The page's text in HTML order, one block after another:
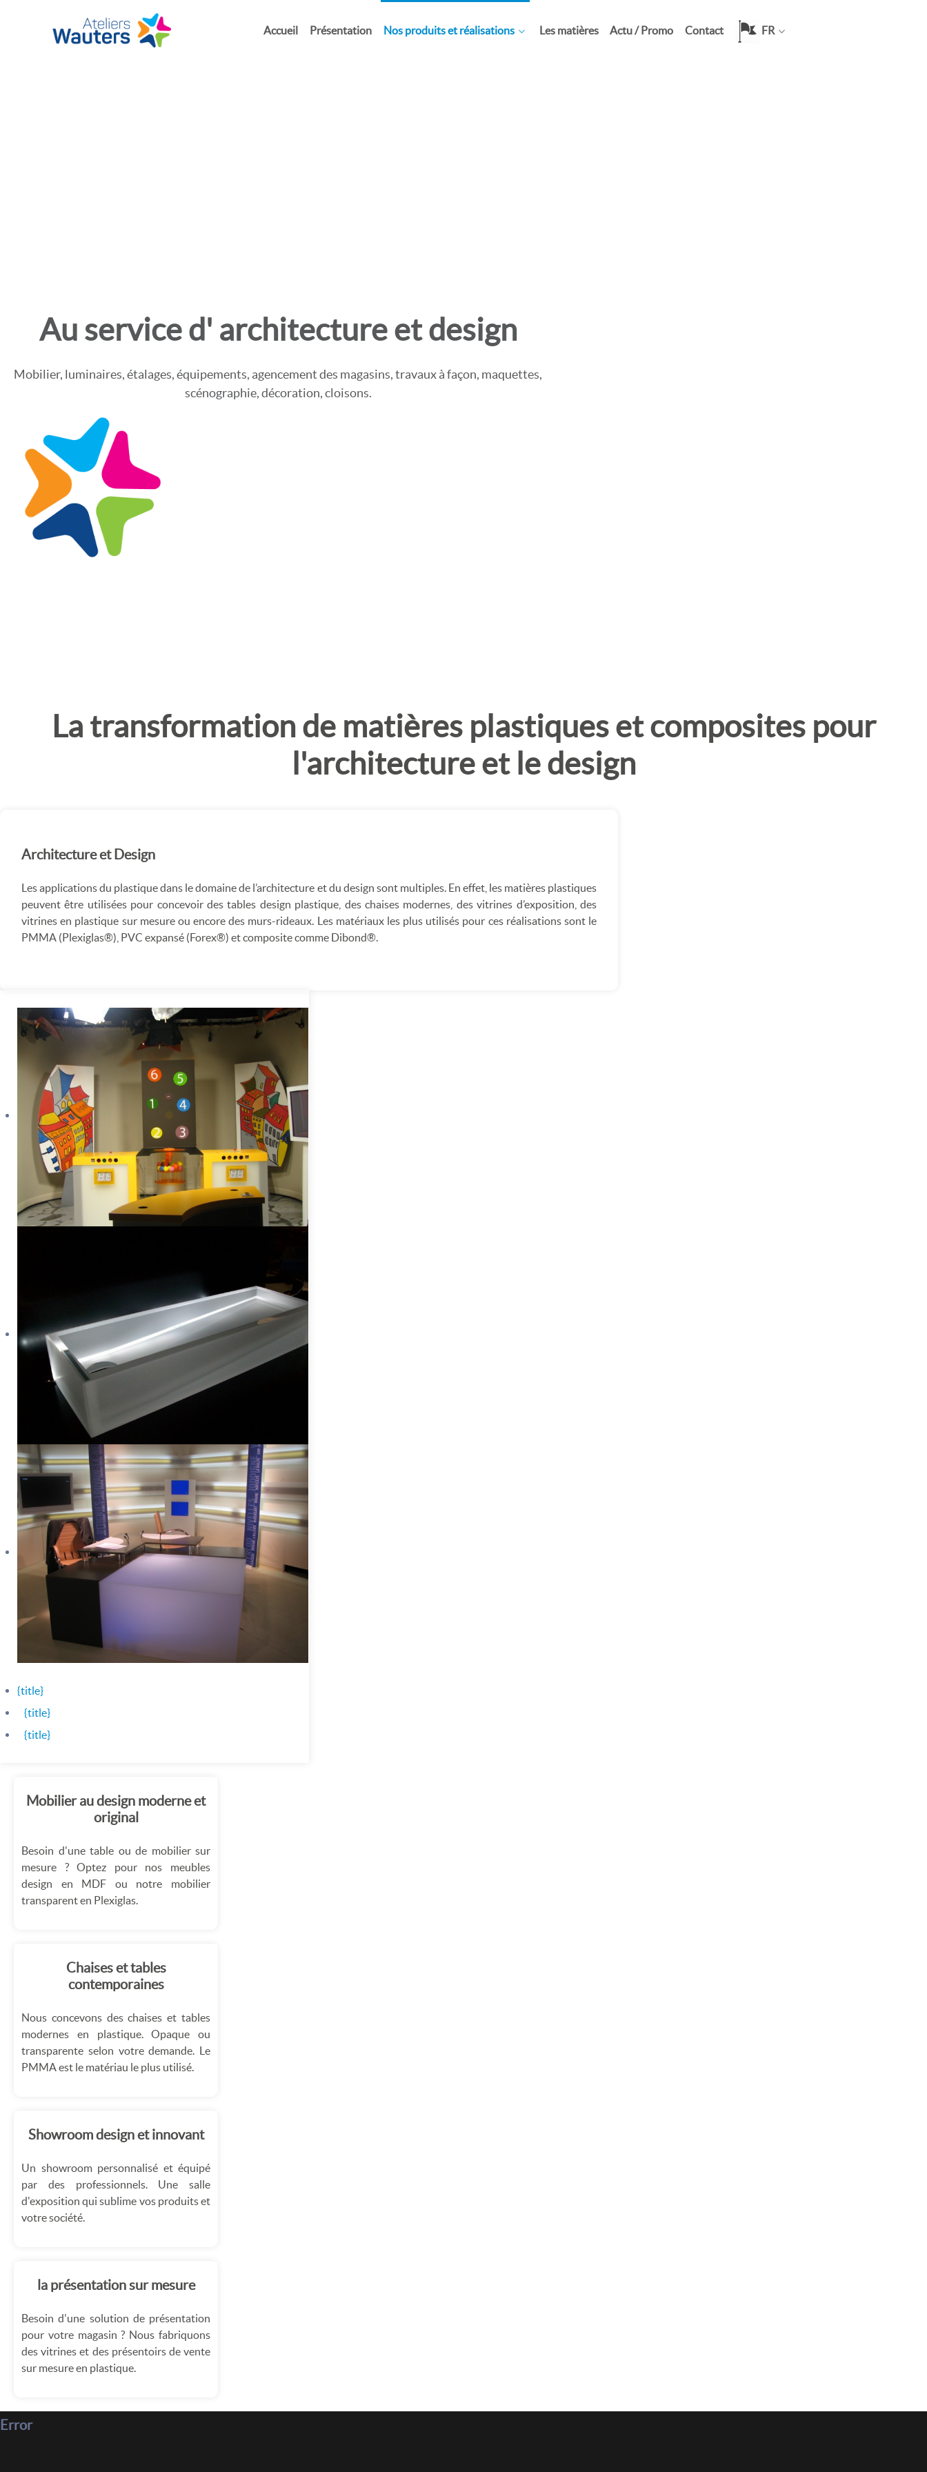
Accueil Présentation Nos produits et réalisations Les matières Actu / Promo Contact FR
Au service d' architecture et design
Mobilier, luminaires, étalages, équipements, agencement des magasins, travaux à façon, maquettes,
scénographie, décoration, cloisons.
La transformation de matières plastiques et composites pour
l'architecture et le design
Architecture et Design
Les applications du plastique dans le domaine de l’architecture et du design sont multiples. En effet, les matières plastiques
peuvent être utilisées pour concevoir des tables design plastique, des chaises modernes, des vitrines d’exposition, des
vitrines en plastique sur mesure ou encore des murs-rideaux. Les matériaux les plus utilisés pour ces réalisations sont le
PMMA (Plexiglas®), PVC expansé (Forex®) et composite comme Dibond®.
{title}
{title}
{title}
Mobilier au design moderne et
original
Besoin d'une table ou de mobilier sur
mesure ? Optez pour nos meubles
design en MDF ou notre mobilier
transparent en Plexiglas.
Chaises et tables
contemporaines
Nous concevons des chaises et tables
modernes en plastique. Opaque ou
transparente selon votre demande. Le
PMMA est le matériau le plus utilisé.
Showroom design et innovant
Un showroom personnalisé et équipé
par des professionnels. Une salle
d'exposition qui sublime vos produits et
votre société.
la présentation sur mesure
Besoin d'une solution de présentation
pour votre magasin ? Nous fabriquons
des vitrines et des présentoirs de vente
sur mesure en plastique.
Error